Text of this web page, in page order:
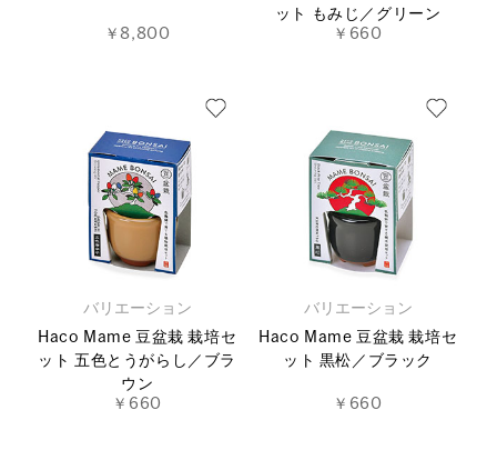
￥8,800
ット もみじ／グリーン
￥660
バリエーション
Haco Mame 豆盆栽 栽培セ
ット 五色とうがらし／ブラ
ウン
￥660
バリエーション
Haco Mame 豆盆栽 栽培セ
ット 黒松／ブラック
￥660